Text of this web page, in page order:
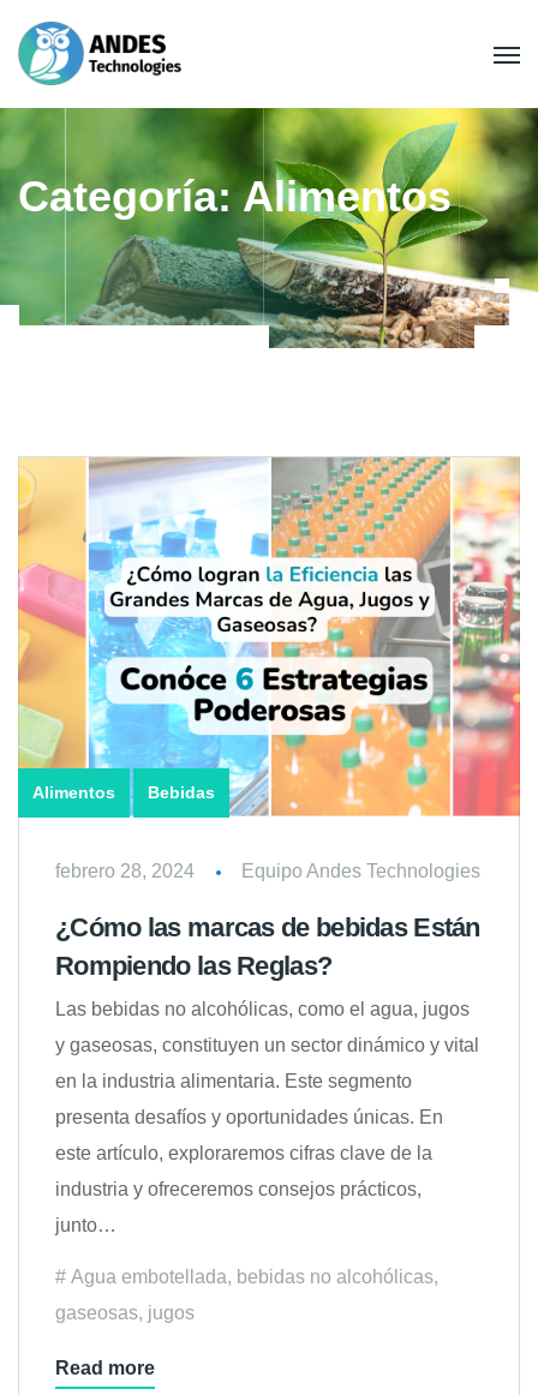
Categoría:Alimentos
Alimentos Bebidas
febrero 28, 2024 Equipo Andes Technologies
¿Cómo las marcas de bebidas Están
Rompiendo las Reglas?
Las bebidas no alcohólicas, como el agua, jugos
y gaseosas, constituyen un sector dinámico y vital
en la industria alimentaria. Este segmento
presenta desafíos y oportunidades únicas. En
este artículo, exploraremos cifras clave de la
industria y ofreceremos consejos prácticos,
junto…
Agua embotellada, bebidas no alcohólicas,
gaseosas, jugos
Read more